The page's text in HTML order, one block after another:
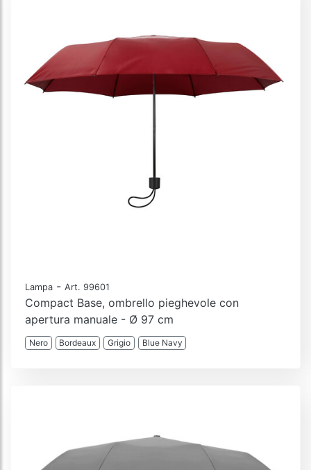
Lampa - Art. 99601
Compact Base, ombrello pieghevole con
apertura manuale - Ø 97 cm
Nero Bordeaux Grigio Blue Navy